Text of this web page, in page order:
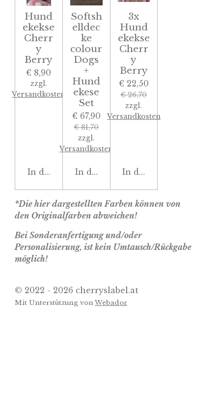
Hund
ekekse
Cherr
y
Berry
€ 8,90
zzgl.
Versandkosten
In den Warenkorb
Softsh
elldec
ke
colour
Dogs
+
Hund
ekese
Set
€ 67,90
€ 81,70
zzgl.
Versandkosten
In den Warenkorb
3x
Hund
ekekse
Cherr
y
Berry
€ 22,50
€ 26,70
zzgl.
Versandkosten
In den Warenkorb
*Die hier dargestellten Farben können von
den Originalfarben abweichen!
Bei Sonderanfertigung und/oder
Personalisierung, ist kein Umtausch/Rückgabe
möglich!
© 2022 - 2026 cherryslabel.at
Mit Unterstützung vonWebador